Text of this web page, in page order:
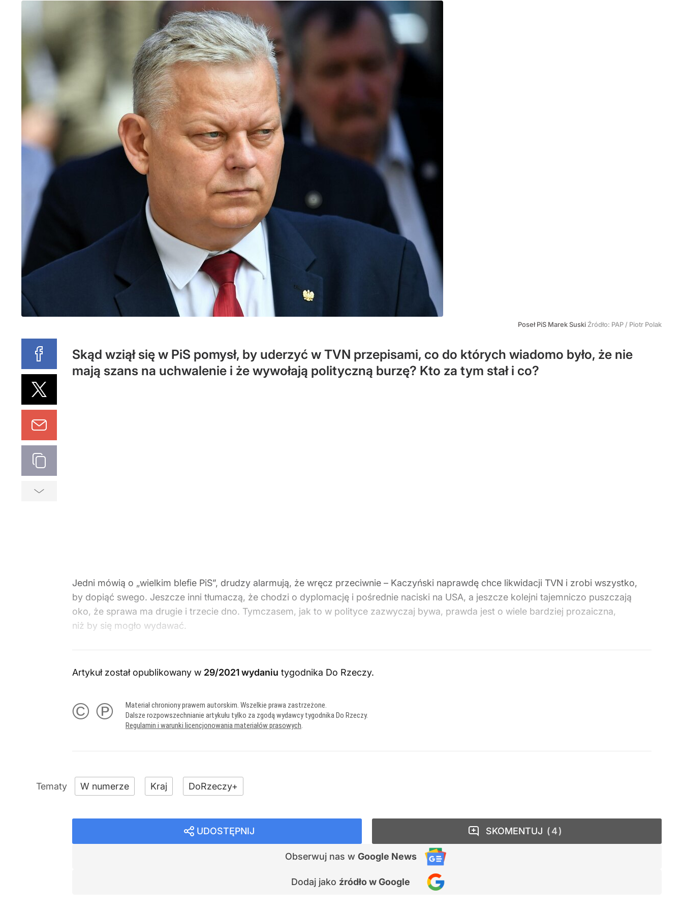
Poseł PiS Marek Suski Źródło: PAP / Piotr Polak
Skąd wziął się w PiS pomysł, by uderzyć w TVN przepisami, co do których wiadomo było, że nie
mają szans na uchwalenie i że wywołają polityczną burzę? Kto za tym stał i co?
Jedni mówią o „wielkim blefie PiS”, drudzy alarmują, że wręcz przeciwnie – Kaczyński naprawdę chce likwidacji TVN i zrobi wszystko,
by dopiąć swego. Jeszcze inni tłumaczą, że chodzi o dyplomację i pośrednie naciski na USA, a jeszcze kolejni tajemniczo puszczają
oko, że sprawa ma drugie i trzecie dno. Tymczasem, jak to w polityce zazwyczaj bywa, prawda jest o wiele bardziej prozaiczna,
niż by się mogło wydawać.
Artykuł został opublikowany w 29/2021 wydaniu tygodnika Do Rzeczy.
© ℗
Materiał chroniony prawem autorskim. Wszelkie prawa zastrzeżone.
Dalsze rozpowszechnianie artykułu tylko za zgodą wydawcy tygodnika Do Rzeczy.
Regulamin i warunki licencjonowania materiałów prasowych.
W numerze Kraj DoRzeczy+
UDOSTĘPNIJ
Obserwuj nas w Google News
Dodaj jako źródło w Google
SKOMENTUJ 4